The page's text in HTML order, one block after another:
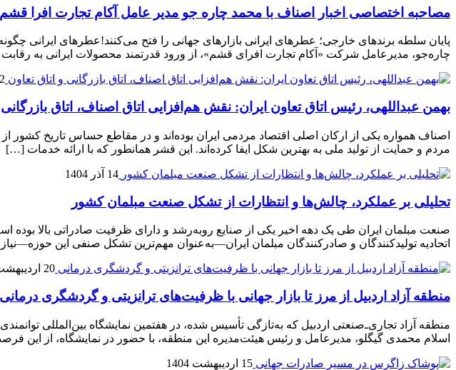
مصاحبه اختصاصی اخبار اصناف با محمد چاره جو مدیر عامل آکام تجارت افرا قشم
پایان سلطه برندهای خارجی؛ عطرهای ایرانی بازارهای جهانی را فتح می‌کنند!عطرهای ایرانی
چاره‌جو، مدیرعامل شرکت «آکام تجارت افرای قشم»، از ورود قدرتمند محصولات ایرانی به
02
بهمن عبداللهی، رئیس اتاق تعاون ایران: نقش هم‌افزایی اتاق اصناف، اتاق بازرگانی
مردم و حمایت از تولید ملی به بهترین شکل ایفا کرده‌اند.‌ این قشر همانطور که با ارائه خدمات […]
14 آذر 1404
تحلیلی بر عملکرد، چالش‌ها و انتظارات از تشکل صنعت مبلمان کشور
صنعت مبلمان ایران طی یک دهه اخیر یکی از صنایع رو‌به‌رشد و دارای ظرفیت صادراتی بالا بوده
اتحادیه تولیدکنندگان و صادرکنندگان مبلمان ایران—به‌عنوان مهم‌ترین تشکل صنفی این
20 اردیبهشت 1404
منطقه آزاد اردبیل از مرز تا بازار جهانی با ظرفیت‌های ترانزیتی و گردشگری درمانی
اسلام محمدی گیگلو، مدیرعامل و رئیس هیئت‌مدیره این منطقه، با حضور در نمایشگاه، از این
15 اردیبهشت 1404